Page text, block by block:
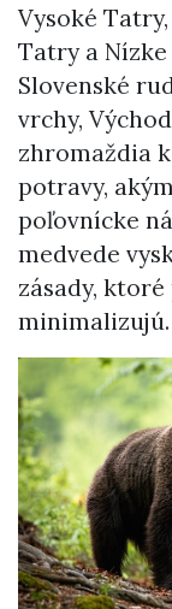
Vysoké
Tatry a
Slovenské
vrchy,
zhromaždia
potravy,
poľovnícke
medvede
zásady,
minimalizujú.